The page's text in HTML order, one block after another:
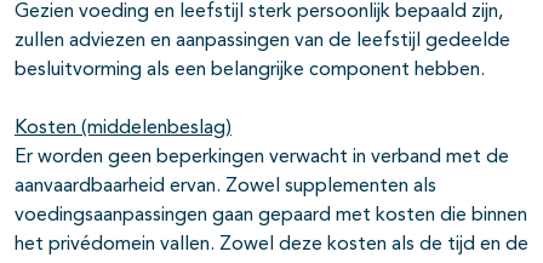
Gezien voeding en leefstijl sterk persoonlijk bepaald zijn,
zullen adviezen en aanpassingen van de leefstijl gedeelde
besluitvorming als een belangrijke component hebben.
Kosten (middelenbeslag)
Er worden geen beperkingen verwacht in verband met de
aanvaardbaarheid ervan. Zowel supplementen als
voedingsaanpassingen gaan gepaard met kosten die binnen
het privédomein vallen. Zowel deze kosten als de tijd en de